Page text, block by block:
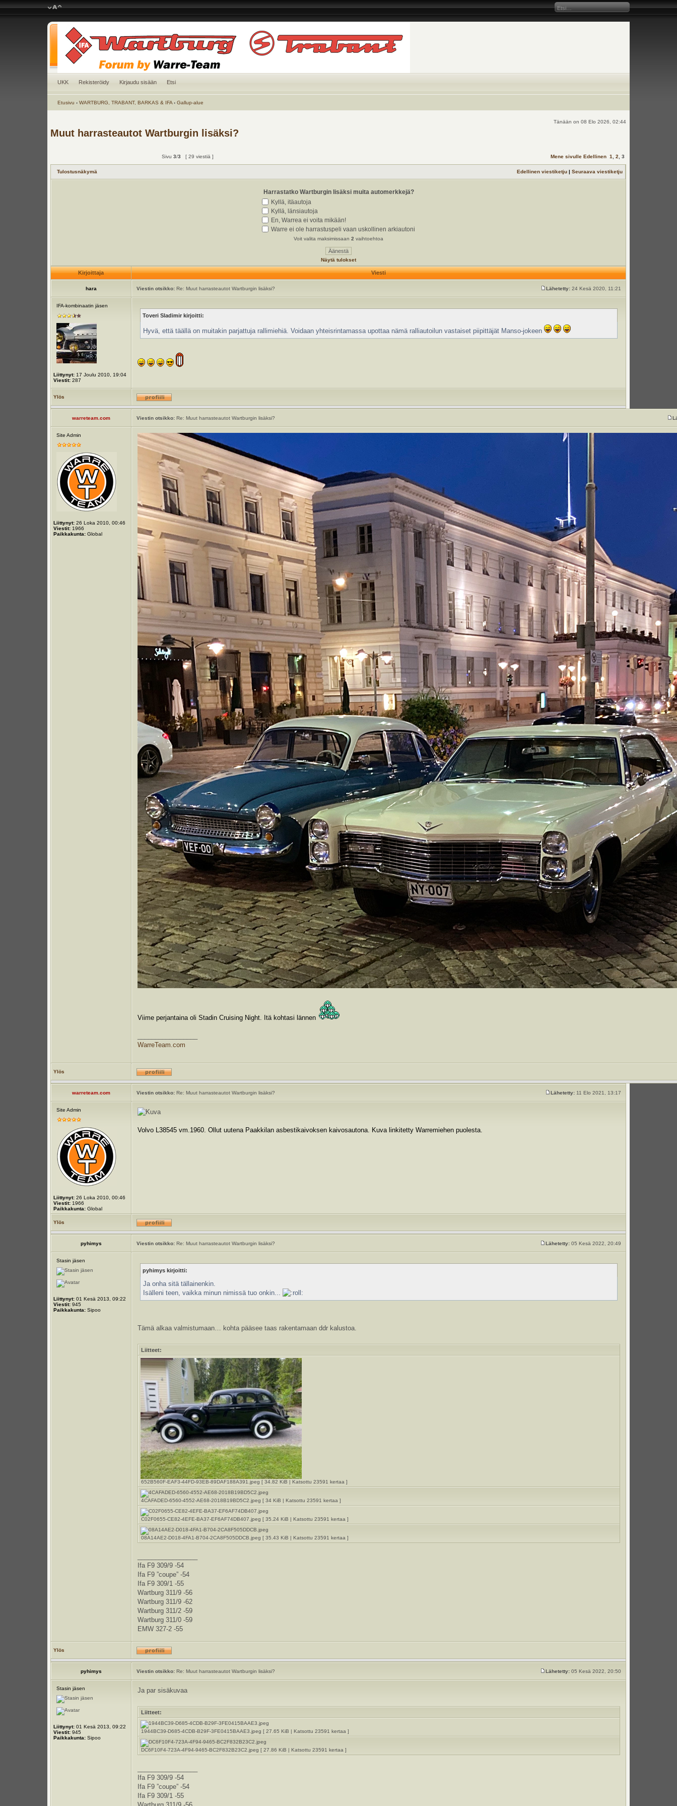
UKK Rekisteröidy Kirjaudu sisään Etsi
Etusivu ‹ WARTBURG, TRABANT, BARKAS & IFA ‹ Gallup-alue
Tänään on 08 Elo 2026, 02:44
Muut harrasteautot Wartburgin lisäksi?
Sivu3/3 [ 29 viestiä ] Mene sivulle Edellinen 1 ,2 ,3
Tulostusnäkymä Edellinen viestiketju |Seuraava viestiketju
Harrastatko Wartburgin lisäksi muita automerkkejä?
Kyllä, itäautoja
Kyllä, länsiautoja
En, Warrea ei voita mikään!
Warre ei ole harrastuspeli vaan uskollinen arkiautoni
Voit valita maksimissaan2 vaihtoehtoa
Näytä tulokset
Kirjoittaja Viesti
hara Viestin otsikko: Re: Muut harrasteautot Wartburgin lisäksi? Lähetetty: 24 Kesä 2020, 11:21
IFA-kombinaatin jäsen
Liittynyt: 17 Joulu 2010, 19:04
Viestit: 287
Toveri Sladimir kirjoitti:
Hyvä, että täällä on muitakin parjattuja rallimiehiä. Voidaan yhteisrintamassa upottaa nämä ralliautoilun vastaiset piipittäjät Manso-jokeen
Ylös
warreteam.com Viestin otsikko: Re: Muut harrasteautot Wartburgin lisäksi?
Site Admin
Liittynyt: 26 Loka 2010, 00:46
Viestit: 1966
Paikkakunta: Global
Viime perjantaina oli Stadin Cruising Night. Itä kohtasi lännen
WarreTeam.com
Ylös
warreteam.com Viestin otsikko: Re: Muut harrasteautot Wartburgin lisäksi? Lähetetty: 11 Elo 2021, 13:17
Site Admin
Liittynyt: 26 Loka 2010, 00:46
Viestit: 1966
Paikkakunta: Global
Volvo L38545 vm.1960. Ollut uutena Paakkilan asbestikaivoksen kaivosautona. Kuva linkitetty Warremiehen puolesta.
Ylös
pyhimys Viestin otsikko: Re: Muut harrasteautot Wartburgin lisäksi? Lähetetty: 05 Kesä 2022, 20:49
Stasin jäsen
Liittynyt: 01 Kesä 2013, 09:22
Viestit: 945
Paikkakunta: Sipoo
pyhimys kirjoitti:
Ja onha sitä tällainenkin.
Isälleni teen, vaikka minun nimissä tuo onkin...
Tämä alkaa valmistumaan… kohta pääsee taas rakentamaan ddr kalustoa.
Liitteet:
652B560F-EAF3-44FD-93EB-89DAF188A391.jpeg [ 34.82 KiB | Katsottu 23591 kertaa ]
4CAFADED-6560-4552-AE68-2018B19BD5C2.jpeg [ 34 KiB | Katsottu 23591 kertaa ]
C02F0655-CE82-4EFE-BA37-EF6AF74DB407.jpeg [ 35.24 KiB | Katsottu 23591 kertaa ]
08A14AE2-D018-4FA1-B704-2CA8F505DDCB.jpeg [ 35.43 KiB | Katsottu 23591 kertaa ]
Ifa F9 309/9 -54
Ifa F9 ”coupe” -54
Ifa F9 309/1 -55
Wartburg 311/9 -56
Wartburg 311/9 -62
Wartburg 311/2 -59
Wartburg 311/0 -59
EMW 327-2 -55
Ylös
pyhimys Viestin otsikko: Re: Muut harrasteautot Wartburgin lisäksi? Lähetetty: 05 Kesä 2022, 20:50
Stasin jäsen
Liittynyt: 01 Kesä 2013, 09:22
Viestit: 945
Paikkakunta: Sipoo
Ja par sisäkuvaa
Liitteet:
1944BC39-D685-4CDB-B29F-3FE0415BAAE3.jpeg [ 27.65 KiB | Katsottu 23591 kertaa ]
DC6F10F4-723A-4F94-9465-BC2F832B23C2.jpeg [ 27.86 KiB | Katsottu 23591 kertaa ]
Ifa F9 309/9 -54
Ifa F9 ”coupe” -54
Ifa F9 309/1 -55